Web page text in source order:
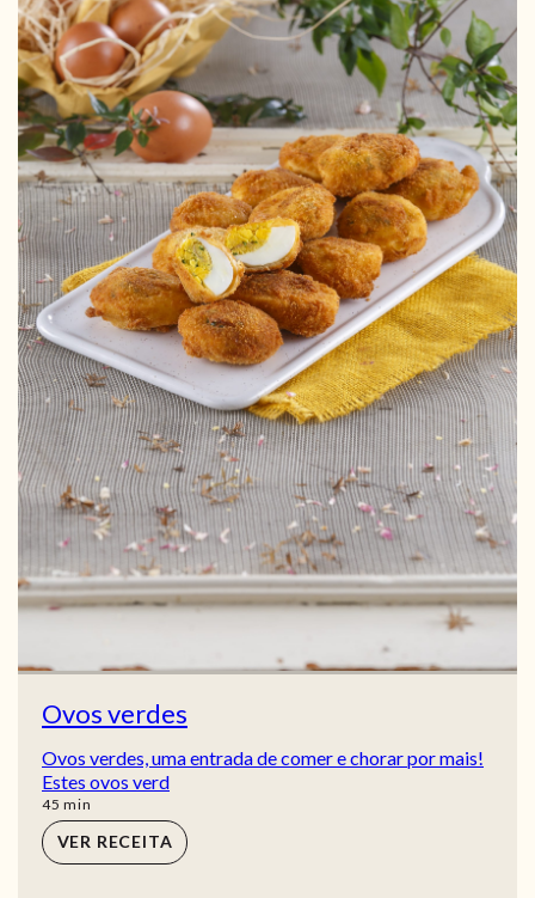
Ovos verdes
Ovos verdes, uma entrada de comer e chorar por mais!
Estes ovos verd
45 min
min
VER RECEITA